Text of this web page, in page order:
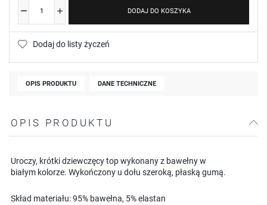
DODAJ DO KOSZYKA
Dodaj do listy życzeń
OPIS PRODUKTU DANE TECHNICZNE
OPIS PRODUKTU
Uroczy, krótki dziewczęcy top wykonany z bawełny w
białym kolorze. Wykończony u dołu szeroką, płaską gumą.
Skład materiału: 95% bawełna, 5% elastan